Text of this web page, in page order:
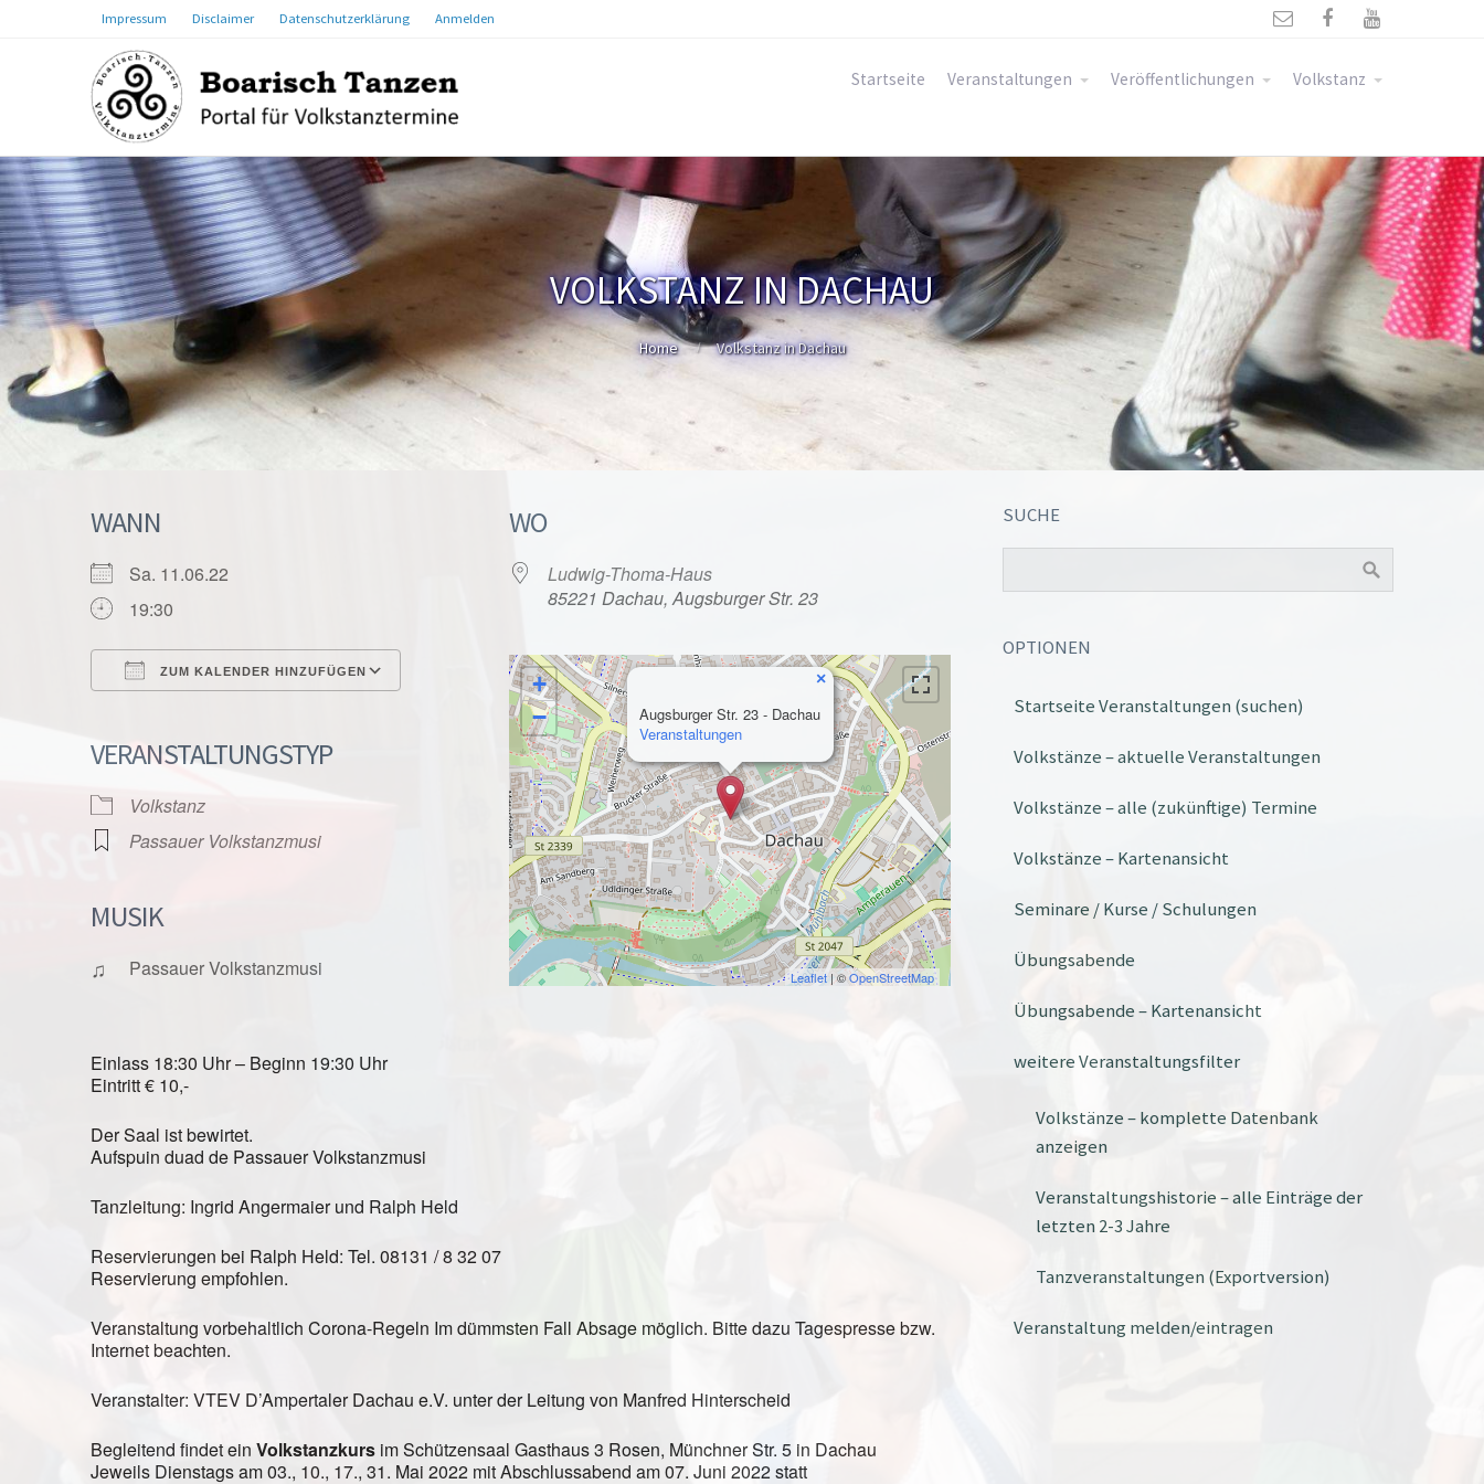
Impressum Disclaimer Datenschutzerklärung Anmelden   
Startseite Veranstaltungen Veröffentlichungen Volkstanz
VOLKSTANZ IN DACHAU
Home Volkstanz in Dachau
WANN
Sa. 11.06.22
19:30
ZUM KALENDER HINZUFÜGEN
Google Kalender iCalendar Office 365 Outlook Live
VERANSTALTUNGSTYP
Volkstanz
Passauer Volkstanzmusi
MUSIK
♫ Passauer Volkstanzmusi
WO
Ludwig-Thoma-Haus
85221 Dachau, Augsburger Str. 23
Augsburger Str. 23 - Dachau
Veranstaltungen
×
+
−
Leaflet| ©OpenStreetMap
Einlass 18:30 Uhr – Beginn 19:30 Uhr
Eintritt € 10,-
Der Saal ist bewirtet.
Aufspuin duad de Passauer Volkstanzmusi
Tanzleitung: Ingrid Angermaier und Ralph Held
Reservierungen bei Ralph Held: Tel. 08131 / 8 32 07
Reservierung empfohlen.
Veranstaltung vorbehaltlich Corona-Regeln Im dümmsten Fall Absage möglich. Bitte dazu Tagespresse bzw.
Internet beachten.
Veranstalter: VTEV D’Ampertaler Dachau e.V. unter der Leitung von Manfred Hinterscheid
Begleitend findet ein Volkstanzkurs im Schützensaal Gasthaus 3 Rosen, Münchner Str. 5 in Dachau
Jeweils Dienstags am 03., 10., 17., 31. Mai 2022 mit Abschlussabend am 07. Juni 2022 statt
SUCHE
OPTIONEN
Startseite Veranstaltungen (suchen)
Volkstänze – aktuelle Veranstaltungen
Volkstänze – alle (zukünftige) Termine
Volkstänze – Kartenansicht
Seminare / Kurse / Schulungen
Übungsabende
Übungsabende – Kartenansicht
weitere Veranstaltungsfilter
Volkstänze – komplette Datenbank
anzeigen
Veranstaltungshistorie – alle Einträge der
letzten 2-3 Jahre
Tanzveranstaltungen (Exportversion)
Veranstaltung melden/eintragen